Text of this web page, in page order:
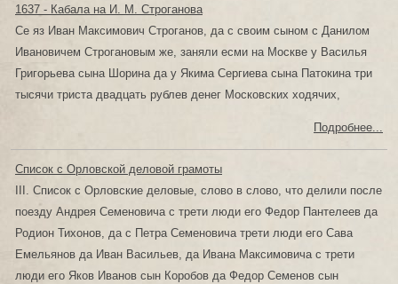
1637 - Кабала на И. М. Строганова
Се яз Иван Максимович Строганов, да с своим сыном с Данилом
Ивановичем Строгановым же, заняли есми на Москве у Василья
Григорьева сына Шорина да у Якима Сергиева сына Патокина три
тысячи триста двадцать рублев денег Московских ходячих,
Подробнее...
Список с Орловской деловой грамоты
III. Список с Орловские деловые, слово в слово, что делили после
поезду Андрея Семеновича с трети люди его Федор Пантелеев да
Родион Тихонов, да с Петра Семеновича трети люди его Сава
Емельянов да Иван Васильев, да Ивана Максимовича с трети
люди его Яков Иванов сын Коробов да Федор Семенов сын